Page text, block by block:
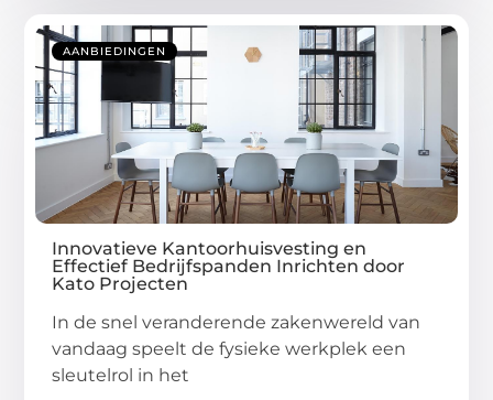
AANBIEDINGEN
Innovatieve Kantoorhuisvesting en
Effectief Bedrijfspanden Inrichten door
Kato Projecten
In de snel veranderende zakenwereld van
vandaag speelt de fysieke werkplek een
sleutelrol in het